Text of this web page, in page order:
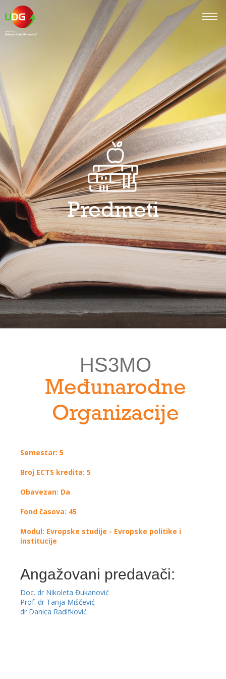
Predmeti
HS3MO
Međunarodne
Organizacije
Semestar: 5
Broj ECTS kredita: 5
Obavezan: Da
Fond časova: 45
Modul: Evropske studije - Evropske politike i
institucije
Angažovani predavači:
Doc. dr Nikoleta Đukanović
Prof. dr Tanja Miščević
dr Danica Radifković